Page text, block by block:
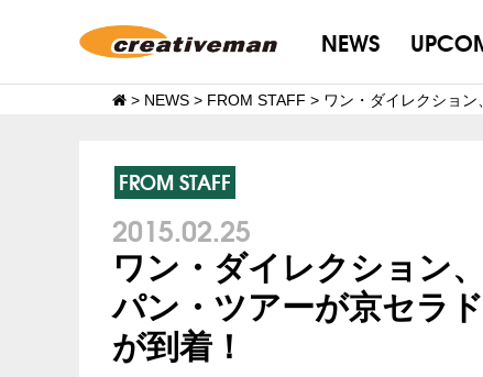
NEWS
> NEWS > FROM STAFF > ワン・ダイレクショ
FROM STAFF
2015.02.25
ワン・ダイレクション
パン・ツアーが京セラ
が到着！